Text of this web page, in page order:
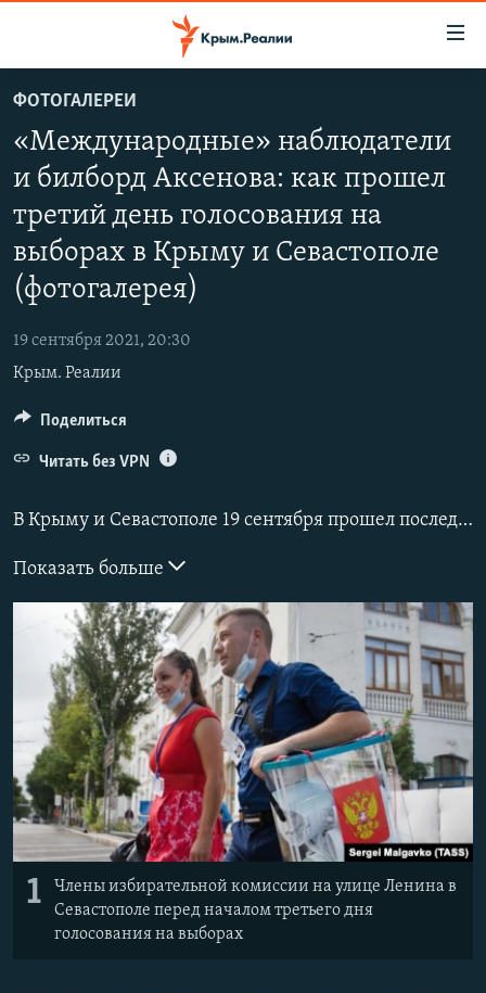
основному
содержанию
главной
навигации
Вернутся
СПЕЦПРОЕКТЫ
КАРТА ВОЕННЫХ ОБЪЕКТОВ КРЫМА
11 ЛЕТ ОККУПАЦИИ КРЫМА. 11 ИСТОРИЙ СОПРОТИВЛЕНИЯ
ВОДА
ИСТОРИЯ
ЕЩЕ
ИНФОГРАФИКА
СОВЕТЫ ПРАВОЗАЩИТНИКОВ
ПРОПАВШИЕ БЕЗ ВЕСТИ
УКРАИНСКАЯ ПРОБЛЕМА КРЫМА
РАДІО СВОБОДА
КАК ОБОЙТИ БЛОКИРОВКУ
Українською
Все сайты RFE/RL
ФОТОГАЛЕРЕИ
«Международные» наблюдатели
и билборд Аксенова: как прошел
третий день голосования на
выборах в Крыму и Севастополе
(фотогалерея)
19 сентября 2021, 20:30
Крым. Реалии
В Крыму и Севастополе 19 сентября прошел последний день голосования на выборах депутатов Государственной думы России восьмого созыва. Голосование закончилось в 20:00 часов, после чего комиссии приступили к процедуре подсчета голосов избирателей.
Показать больше
1
Члены избирательной комиссии на улице Ленина в
Севастополе перед началом третьего дня
голосования на выборах
Поделиться
Читать без VPN